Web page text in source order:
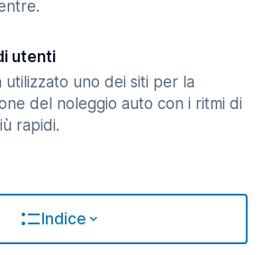
utenti
utilizzato uno dei siti per la
del noleggio auto con i ritmi di
rapidi.
Indice